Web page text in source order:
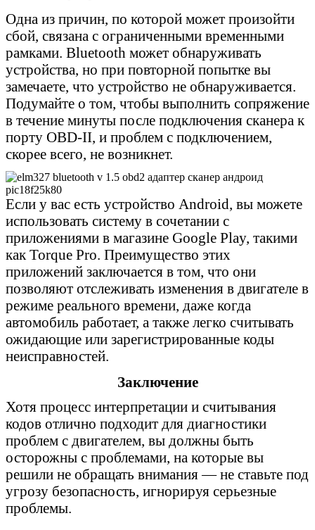
Одна из причин, по которой может произойти
сбой, связана с ограниченными временными
рамками. Bluetooth может обнаруживать
устройства, но при повторной попытке вы
замечаете, что устройство не обнаруживается.
Подумайте о том, чтобы выполнить сопряжение
в течение минуты после подключения сканера к
порту OBD-II, и проблем с подключением,
скорее всего, не возникнет.
Если у вас есть устройство Android, вы можете
использовать систему в сочетании с
приложениями в магазине Google Play, такими
как Torque Pro. Преимущество этих
приложений заключается в том, что они
позволяют отслеживать изменения в двигателе в
режиме реального времени, даже когда
автомобиль работает, а также легко считывать
ожидающие или зарегистрированные коды
неисправностей.
Заключение
Хотя процесс интерпретации и считывания
кодов отлично подходит для диагностики
проблем с двигателем, вы должны быть
осторожны с проблемами, на которые вы
решили не обращать внимания — не ставьте под
угрозу безопасность, игнорируя серьезные
проблемы.